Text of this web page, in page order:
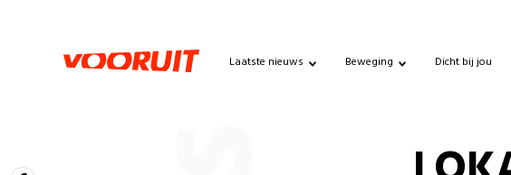
Laatste nieuws Beweging Dicht bij jou